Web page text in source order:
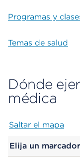
Programas y
Temas de salud
Dónde
médica
Saltar el mapa
Elija un